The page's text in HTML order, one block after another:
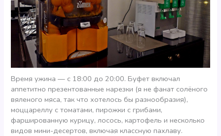
Время ужина — с 18:00 до 20:00. Буфет включал
аппетитно презентованные нарезки (я не фанат солёного
вяленого мяса, так что хотелось бы разнообразия),
моццареллу с томатами, пирожки с грибами,
фаршированную курицу, лосось, картофель и несколько
видов мини-десертов, включая классную пахлаву.